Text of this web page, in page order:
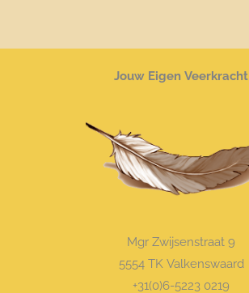
Jouw Eigen Veerkracht
Mgr Zwijsenstraat 9
5554 TK Valkenswaard
+31(0)6-5223 0219